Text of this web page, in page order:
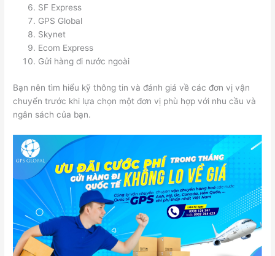
SF Express
GPS Global
Skynet
Ecom Express
Gửi hàng đi nước ngoài
Bạn nên tìm hiểu kỹ thông tin và đánh giá về các đơn vị vận
chuyển trước khi lựa chọn một đơn vị phù hợp với nhu cầu và
ngân sách của bạn.